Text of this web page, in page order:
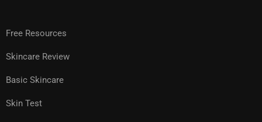
Free Resources
Skincare Review
Basic Skincare
Skin Test